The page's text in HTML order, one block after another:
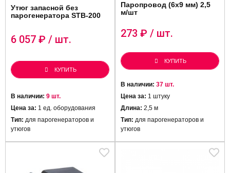
Утюг запасной без
парогенератора STB-200
6 057 ₽ / шт.
КУПИТЬ
В наличии: 9 шт.
Цена за: 1 ед. оборудования
Тип: для парогенераторов и
утюгов
Паропровод (6х9 мм) 2,5
м/шт
273 ₽ / шт.
КУПИТЬ
В наличии: 37 шт.
Цена за: 1 штуку
Длина: 2,5 м
Тип: для парогенераторов и
утюгов